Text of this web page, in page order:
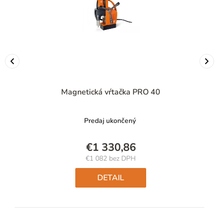
Magnetická vŕtačka PRO 40
Predaj ukončený
€1 330,86
€1 082 bez DPH
Jednotková
cena:
DETAIL